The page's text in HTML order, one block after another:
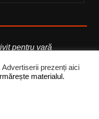
pentru vară
Z
max
prezenți aici
materialul.